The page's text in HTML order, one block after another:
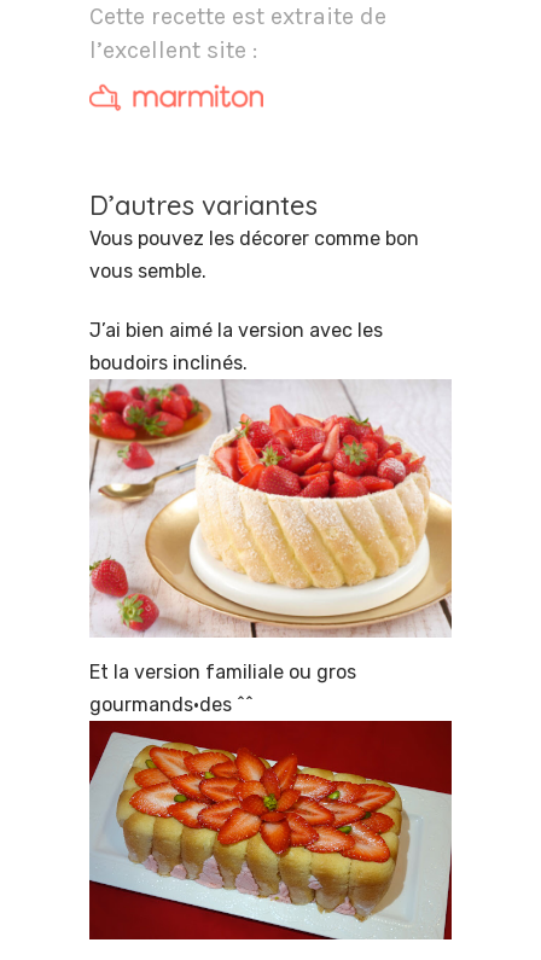
Cette recette est extraite de
l’excellent site :
D’autres variantes
Vous pouvez les décorer comme bon
vous semble.
J’ai bien aimé la version avec les
boudoirs inclinés.
Et la version familiale ou gros
gourmands·des ^^